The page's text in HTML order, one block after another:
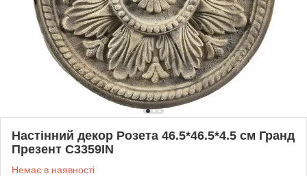
Настінний декор Розета 46.5*46.5*4.5 см Гранд
Презент C3359IN
Немає в наявності